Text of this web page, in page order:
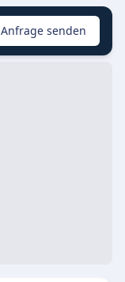
Anfrage senden